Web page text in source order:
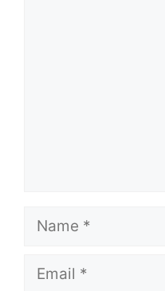
Name
Email